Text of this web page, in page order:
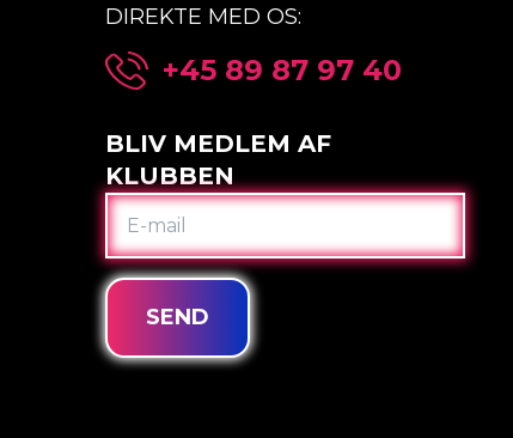
DIREKTE MED OS:
+45 89 87 97 40
BLIV MEDLEM AF
KLUBBEN
E-
MAIL
SEND